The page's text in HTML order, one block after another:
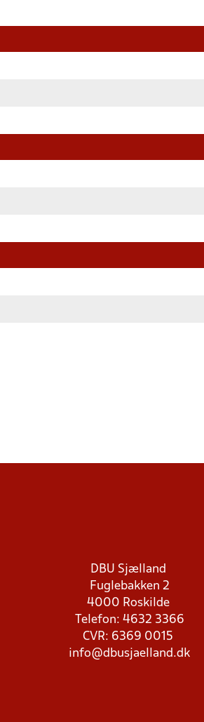
DBU Sjælland
Fuglebakken 2
4000 Roskilde
Telefon: 4632 3366
CVR: 6369 0015
info@dbusjaelland.dk